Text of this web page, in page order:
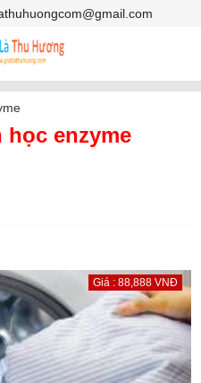
enzyme
Giá : 88,888 VNĐ